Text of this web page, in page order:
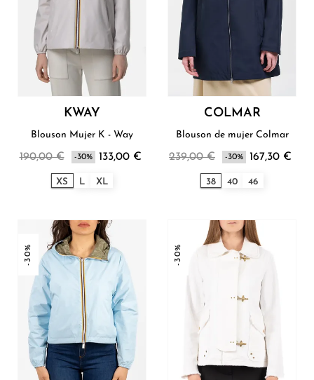
KWAY
Blouson Mujer K - Way
190,00 € -30% 133,00 €
XS L XL
COLMAR
Blouson de mujer Colmar
239,00 € -30% 167,30 €
38 40 46
-30% -30%